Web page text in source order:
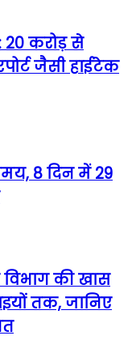
20 करोड़ से
जैसी हाईटेक
8 दिन में 29
विभाग की खास
तक, जानिए